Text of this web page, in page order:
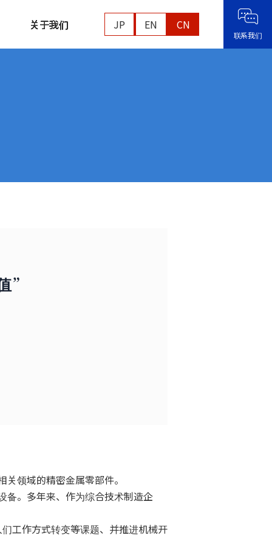
关于我们 JP EN CN
联系我们
”
领域的精密金属零部件。
备。多年来、作为综合技术制造企
工作方式转变等课题、并推进机械开